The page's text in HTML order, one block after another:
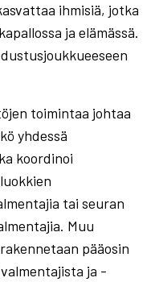
ihmisiä, jotka
ja elämässä.
toimintaa johtaa
yhdessä
koordinoi
tai seuran
Muu
pääosin
ja -